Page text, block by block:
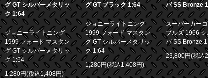
グ GT シルバーメタリッ
ク 1:64
ジョニーライトニング
1999 フォード マスタン
グ GT シルバーメタリッ
ク 1:64
1,280円(税込1,408円)
グ GT ブラック 1:64
ジョニーライトニング
1999 フォード マスタン
グ GT シルバーメタリッ
ク 1:64
1,280円(税込1,408円)
バ SS Bronze
スーパーカー
ブルズ 1966
バ SS Bronze
23,800円(税込